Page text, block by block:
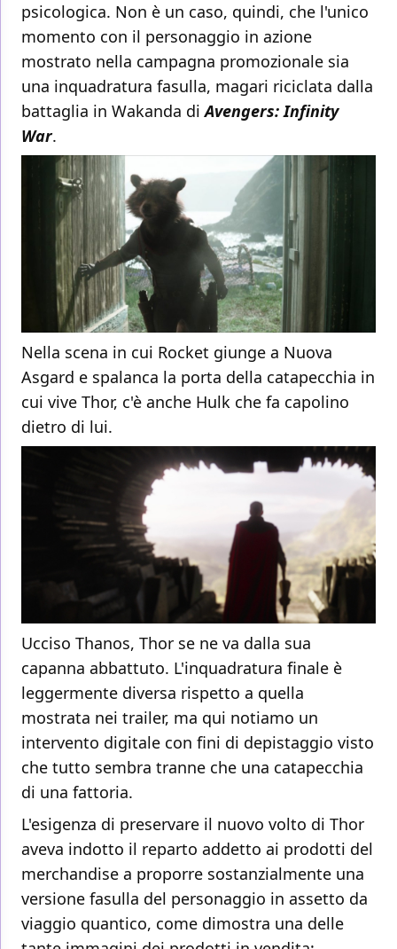
psicologica. Non è un caso, quindi, che l'unico
momento con il personaggio in azione
mostrato nella campagna promozionale sia
una inquadratura fasulla, magari riciclata dalla
battaglia in Wakanda diAvengers: Infinity
War.
Nella scena in cui Rocket giunge a Nuova
Asgard e spalanca la porta della catapecchia in
cui vive Thor, c'è anche Hulk che fa capolino
dietro di lui.
Ucciso Thanos, Thor se ne va dalla sua
capanna abbattuto. L'inquadratura finale è
leggermente diversa rispetto a quella
mostrata nei trailer, ma qui notiamo un
intervento digitale con fini di depistaggio visto
che tutto sembra tranne che una catapecchia
di una fattoria.
L'esigenza di preservare il nuovo volto di Thor
aveva indotto il reparto addetto ai prodotti del
merchandise a proporre sostanzialmente una
versione fasulla del personaggio in assetto da
viaggio quantico, come dimostra una delle